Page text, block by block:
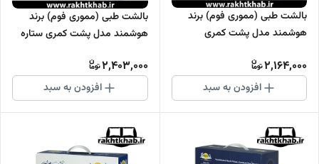
بالشت طبی (مموری فوم) برند
هوشمند مدل پشت کمری
2,164,000
افزودن به سبد
بالشت طبی (مموری فوم) برند
هوشمند مدل پشت کمری ستاره
2,403,000
افزودن به سبد